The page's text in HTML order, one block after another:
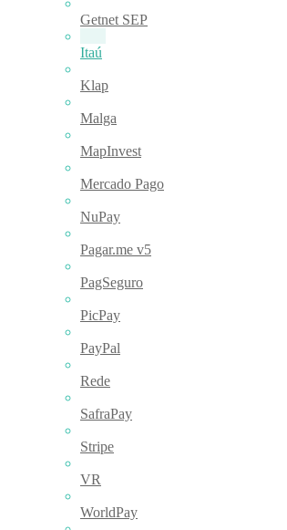
Getnet SEP
Itaú
Klap
Malga
MapInvest
Mercado Pago
NuPay
Pagar.me v5
PagSeguro
PicPay
PayPal
Rede
SafraPay
Stripe
VR
WorldPay